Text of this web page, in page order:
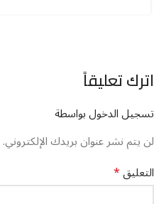
اترك تعليقاً
تسجيل الدخول بواسطة
لن يتم نشر عنوان بريدك الإلكتروني.
التعليق*